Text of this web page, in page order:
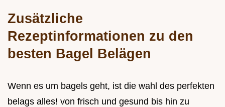
Zusätzliche
Rezeptinformationen zu den
besten Bagel Belägen
Wenn es um bagels geht, ist die wahl des perfekten
belags alles! von frisch und gesund bis hin zu